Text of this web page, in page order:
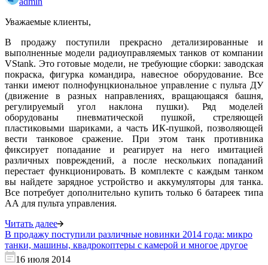
Уважаемые клиенты,
В продажу поступили прекрасно детализированные и
выполненные модели радиоуправляемых танков от компании
VStank. Это готовые модели, не требующие сборки: заводская
покраска, фигурка командира, навесное оборудование. Все
танки имеют полнофунцкиональное управление с пульта ДУ
(движение в разных направлениях, вращающаяся башня,
регулируемый угол наклона пушки). Ряд моделей
оборудованы пневматической пушкой, стреляющей
пластиковыми шариками, а часть ИК-пушкой, позволяющей
вести танковое сражение. При этом танк противника
фиксирует попадание и реагирует на него имитацией
различных повреждений, а после нескольких попаданий
перестает функционировать. В комплекте с каждым танком
вы найдете зарядное устройство и аккумуляторы для танка.
Все потребует дополнительно купить только 6 батареек типа
АА для пульта управления.
Читать далее
В продажу поступили различные новинки 2014 года: микро
танки, машины, квадрокоптеры с камерой и многое другое
16 июля 2014